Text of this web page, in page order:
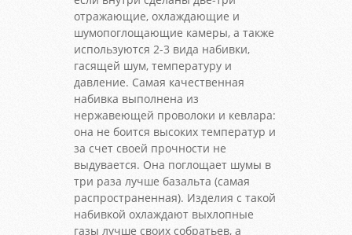
отражающие, охлаждающие и
шумопоглощающие камеры, а также
используются 2-3 вида набивки,
гасящей шум, температуру и
давление. Самая качественная
набивка выполнена из
нержавеющей проволоки и кевлара:
она не боится высоких температур и
за счет своей прочности не
выдувается. Она поглощает шумы в
три раза лучше базальта (самая
распространенная). Изделия с такой
набивкой охлаждают выхлопные
газы лучше своих собратьев, а